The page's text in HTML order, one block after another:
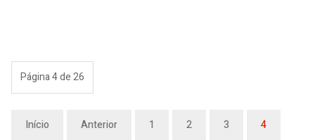
Página 4 de 26
Início Anterior 1 2 3 4